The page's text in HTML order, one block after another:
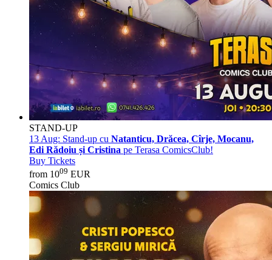
STAND-UP
13 Aug: Stand-up cu Natanticu, Drăcea, Cîrje, Mocanu,
Edi Rădoiu și Cristina pe Terasa ComicsClub!
Buy Tickets
from 1009 EUR
Comics Club